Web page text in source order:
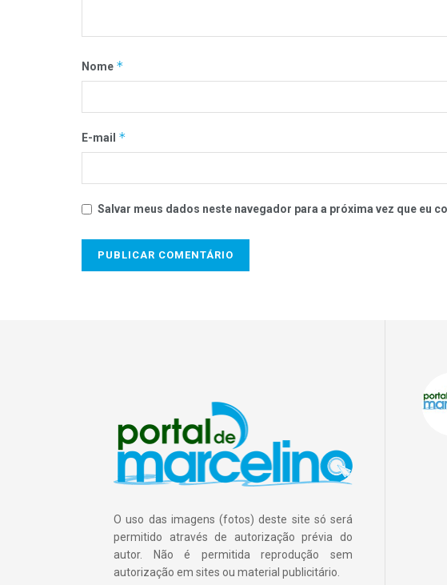
Nome *
E-mail *
Salvar meus dados neste navegador para a próxima vez que eu
O uso das imagens (fotos) deste site só será
permitido através de autorização prévia do
autor. Não é permitida reprodução sem
autorização em sites ou material publicitário.